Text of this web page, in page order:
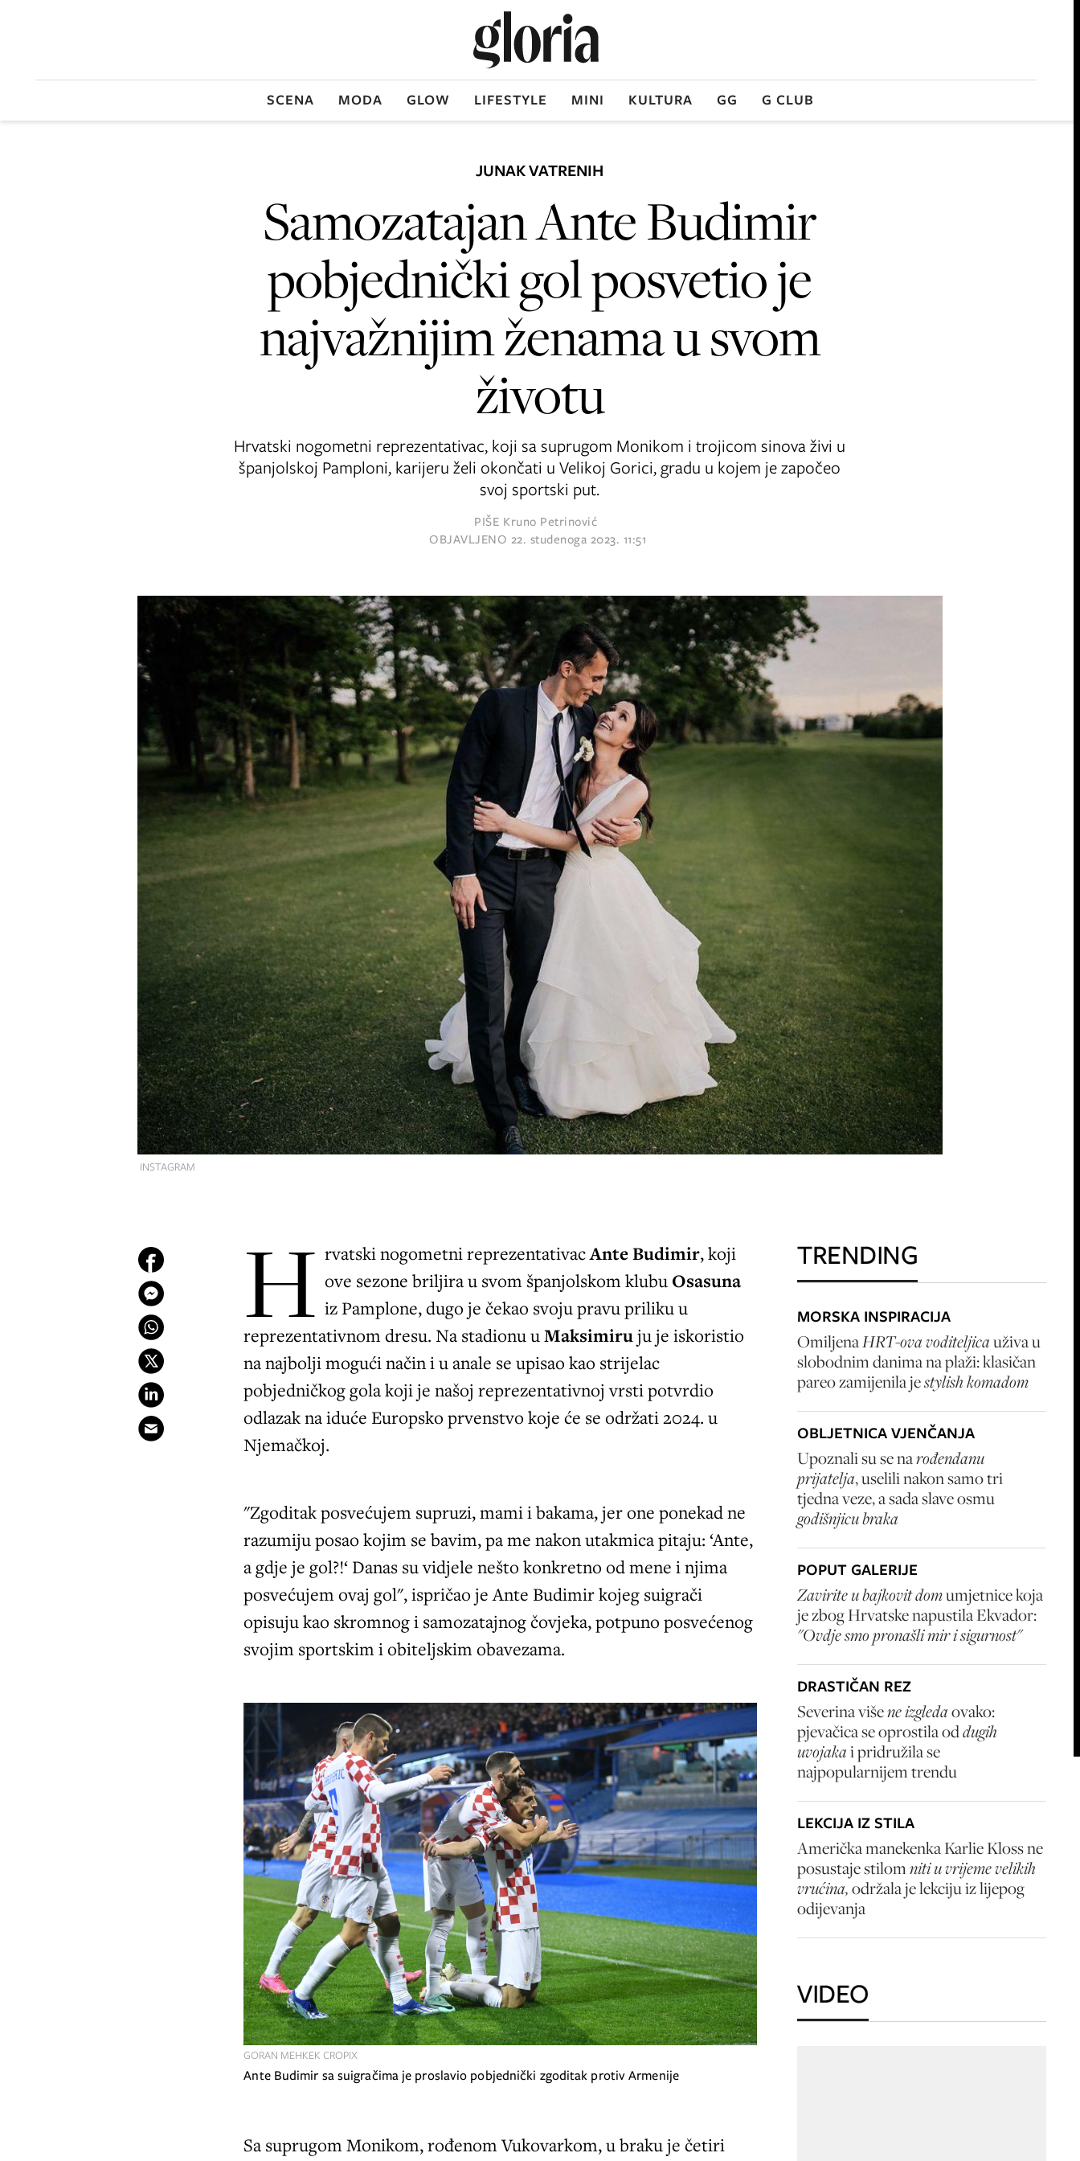
SCENA MODA GLOW LIFESTYLE MINI KULTURA GG G CLUB
INSTAGRAM
JUNAK VATRENIH
Samozatajan Ante Budimir
pobjednički gol posvetio je
najvažnijim ženama u svom
životu
Hrvatski nogometni reprezentativac, koji sa suprugom Monikom i trojicom sinova živi u
španjolskoj Pamploni, karijeru želi okončati u Velikoj Gorici, gradu u kojem je započeo
svoj sportski put.
PIŠE Kruno Petrinović
OBJAVLJENO 22. studenoga 2023. 11:51
H rvatski nogometni reprezentativacAnte Budimir, koji
ove sezone briljira u svom španjolskom klubu Osasuna
iz Pamplone, dugo je čekao svoju pravu priliku u
reprezentativnom dresu. Na stadionu uMaksimiruju je iskoristio
na najbolji mogući način i u anale se upisao kao strijelac
pobjedničkog gola koji je našoj reprezentativnoj vrsti potvrdio
odlazak na iduće Europsko prvenstvo koje će se održati 2024. u
Njemačkoj.
"Zgoditak posvećujem supruzi, mami i bakama, jer one ponekad ne
razumiju posao kojim se bavim, pa me nakon utakmica pitaju: ‘Ante,
a gdje je gol?!‘ Danas su vidjele nešto konkretno od mene i njima
posvećujem ovaj gol", ispričao je Ante Budimir kojeg suigrači
opisuju kao skromnog i samozatajnog čovjeka, potpuno posvećenog
svojim sportskim i obiteljskim obavezama.
Ante Budimir sa suigračima je proslavio pobjednički zgoditak protiv Armenije
GORAN MEHKEK CROPIX
Sa suprugom Monikom, rođenom Vukovarkom, u braku je četiri
TRENDING
MORSKA INSPIRACIJA
OmiljenaHRT-ova voditeljicauživa u
slobodnim danima na plaži: klasičan
pareo zamijenila jestylish komadom
OBLJETNICA VJENČANJA
Upoznali su se narođendanu
prijatelja, uselili nakon samo tri
tjedna veze, a sada slave osmu
godišnjicu braka
POPUT GALERIJE
Zavirite u bajkovit domumjetnice koja
je zbog Hrvatske napustila Ekvador:
"Ovdje smo pronašli mir i sigurnost"
DRASTIČAN REZ
Severina višene izgledaovako:
pjevačica se oprostila oddugih
uvojakai pridružila se
najpopularnijem trendu
LEKCIJA IZ STILA
Američka manekenka Karlie Kloss ne
posustaje stilomniti u vrijeme velikih
vrućina,održala je lekciju iz lijepog
odijevanja
VIDEO